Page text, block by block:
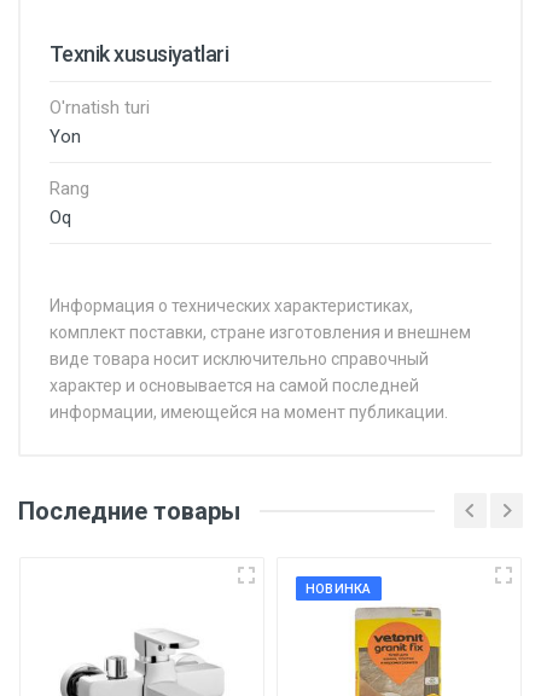
Texnik xususiyatlari
O'rnatish turi
Yon
Rang
Oq
Информация о технических характеристиках,
комплект поставки, стране изготовления и внешнем
виде товара носит исключительно справочный
характер и основывается на самой последней
информации, имеющейся на момент публикации.
Последние товары
НОВИНКА